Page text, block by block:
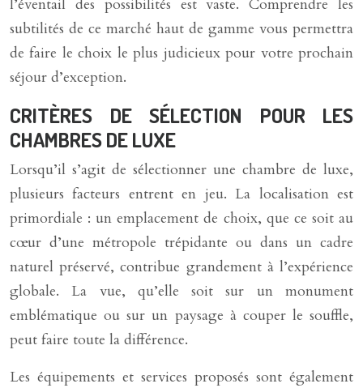
l’éventail des possibilités est vaste. Comprendre les
subtilités de ce marché haut de gamme vous permettra
de faire le choix le plus judicieux pour votre prochain
séjour d’exception.
CRITÈRES DE SÉLECTION POUR LES
CHAMBRES DE LUXE
Lorsqu’il s’agit de sélectionner une chambre de luxe,
plusieurs facteurs entrent en jeu. La localisation est
primordiale : un emplacement de choix, que ce soit au
cœur d’une métropole trépidante ou dans un cadre
naturel préservé, contribue grandement à l’expérience
globale. La vue, qu’elle soit sur un monument
emblématique ou sur un paysage à couper le souffle,
peut faire toute la différence.
Les équipements et services proposés sont également